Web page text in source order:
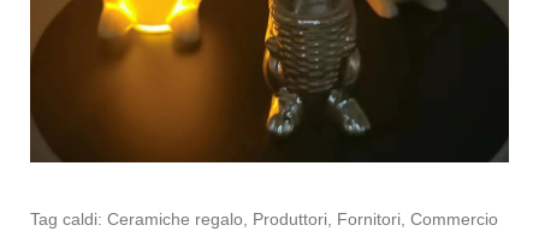
Tag caldi: Ceramiche regalo, Produttori, Fornitori, Commercio